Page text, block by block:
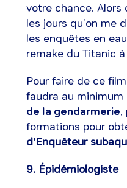
votre chance. Alors
les jours qu’on me
les enquêtes en
remake du Titanic à
Pour faire de ce
faudra au minimum
de la gendarmerie,
formations pour
d'Enquêteur
9. Épidémiologiste